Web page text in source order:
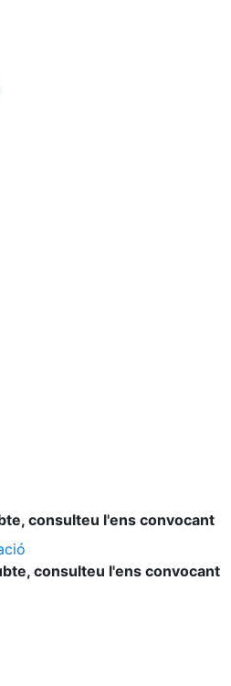
consulteu l'ens convocant
consulteu l'ens convocant